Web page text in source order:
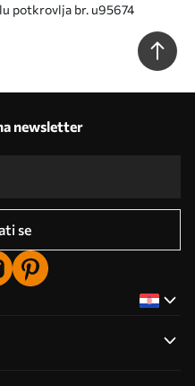
potkrovlja br. u95674
newsletter
se